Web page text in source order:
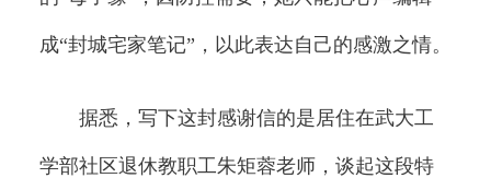
成“封城宅家笔记”，以此表达自己的感激之情。
据悉，写下这封感谢信的是居住在武大工
学部社区退休教职工朱矩蓉老师，谈起这段特